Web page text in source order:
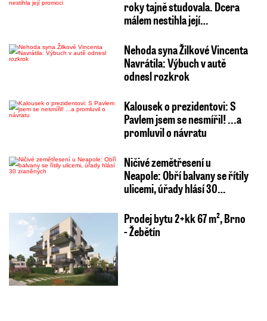
roky tajně studovala. Dcera
málem nestihla její…
Nehoda syna Žilkové Vincenta
Navrátila: Výbuch v autě
odnesl rozkrok
Kalousek o prezidentovi: S
Pavlem jsem se nesmířil! ...a
promluvil o návratu
Ničivé zemětřesení u
Neapole: Obří balvany se řítily
ulicemi, úřady hlásí 30…
Prodej bytu 2+kk 67 m², Brno
- Žebětín